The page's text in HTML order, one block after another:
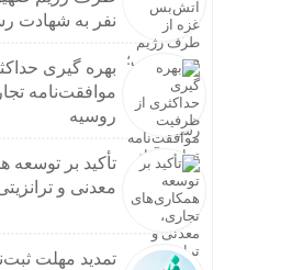
نفر به شهادت
بهره گیری
موافقت‌نامه
روسیه
تأکید بر توسعه
معدنی و
تمدید مهلت